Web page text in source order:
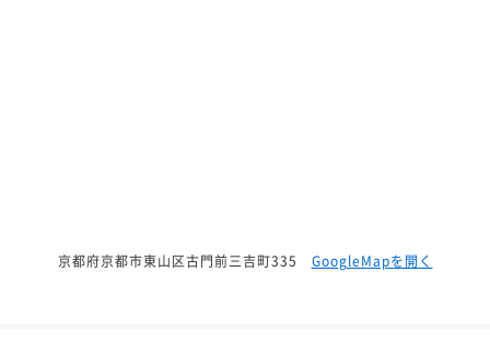
京都府京都市東山区古門前三吉町335 GoogleMapを開く